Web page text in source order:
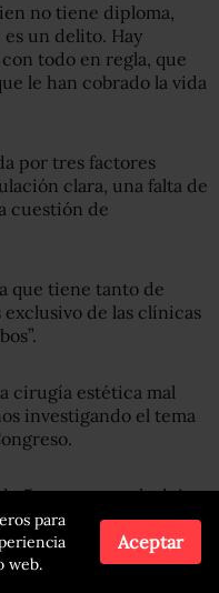
no tiene diploma,
un delito. Hay
todo en regla, que
le han cobrado la vida
por tres factores
clara, una falta de
cuestión de
que tiene tanto de
de las clínicas
cirugía estética mal
investigando el tema
5 veces, y eso la deja
“Probablemente a este
más. Yo no sé
esta discusión”.
para
web.
Aceptar